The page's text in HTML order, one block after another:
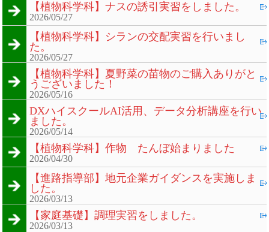
【植物科学科】ナスの誘引実習をしました。
2026/05/27
【植物科学科】シランの交配実習を行いまし
た。
2026/05/27
【植物科学科】夏野菜の苗物のご購入ありがと
うございました！
2026/05/16
DXハイスクールAI活用、データ分析講座を行い
ました。
2026/05/14
【植物科学科】作物 たんぼ始まりました
2026/04/30
【進路指導部】地元企業ガイダンスを実施しま
した。
2026/03/13
【家庭基礎】調理実習をしました。
2026/03/13